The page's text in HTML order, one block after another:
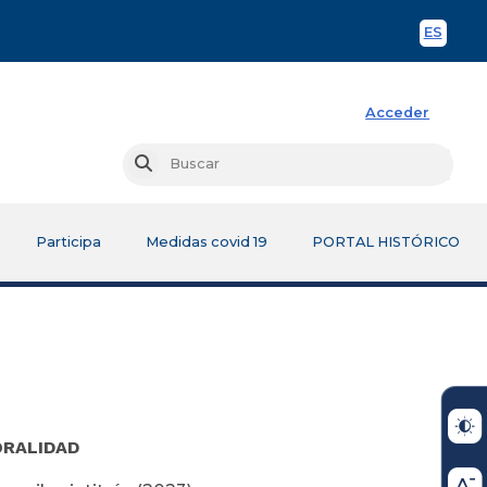
ES
Acceder
Buscar
Participa Medidas covid 19 PORTAL HISTÓRICO